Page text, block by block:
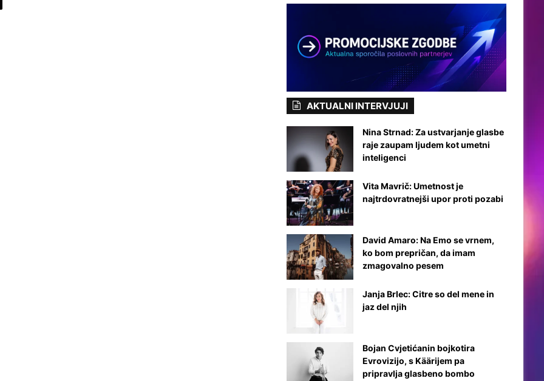
AKTUALNI INTERVJUJI
Nina Strnad: Za ustvarjanje glasbe
raje zaupam ljudem kot umetni
inteligenci
Vita Mavrič: Umetnost je
najtrdovratnejši upor proti pozabi
David Amaro: Na Emo se vrnem,
ko bom prepričan, da imam
zmagovalno pesem
Janja Brlec: Citre so del mene in
jaz del njih
Bojan Cvjetićanin bojkotira
Evrovizijo, s Käärijem pa
pripravlja glasbeno bombo